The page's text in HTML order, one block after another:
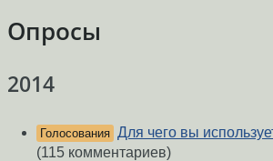
Опросы
2014
Голосования Для чего вы
(115 комментариев)